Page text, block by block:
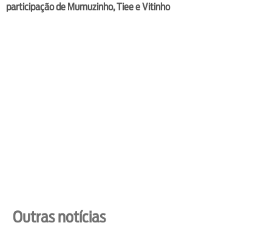
participação de Mumuzinho, Tiee e Vitinho
Outras notícias